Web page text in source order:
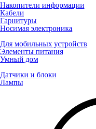
Накопители информации
Кабели
Гарнитуры
Носимая электроника
Для мобильных устройств
Элементы питания
Умный дом
Датчики и блоки
Лампы